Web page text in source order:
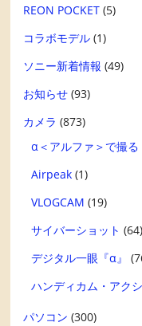
REON POCKET (5)
コラボモデル (1)
ソニー新着情報 (49)
お知らせ (93)
カメラ (873)
α＜アルファ＞で撮る
Airpeak (1)
VLOGCAM (19)
サイバーショット (64)
デジタル一眼『α』
ハンディカム・アク
パソコン (300)